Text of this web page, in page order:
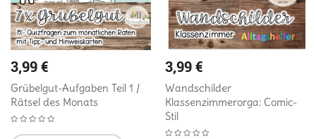
3,99€
Grübelgut-Aufgaben Teil 1 /
Rätsel des Monats
3,99€
Wandschilder
Klassenzimmerorga: Comic-
Stil